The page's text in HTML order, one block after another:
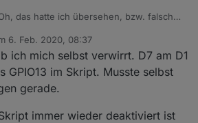
das hatte ich übersehen, bzw. falsch
Bezeichnung. Habe jetzt das Skript hier
nicht mehr aktivieren??!!
Ganze jetzt noch mal inAtom.io
machen?
eigentlich nicht sein.!?
6. Feb. 2020, 08:37
von
ich mich selbst verwirrt. D7 am D1
GPIO13 im Skript. Musste selbst
gerade.
immer wieder deaktiviert ist